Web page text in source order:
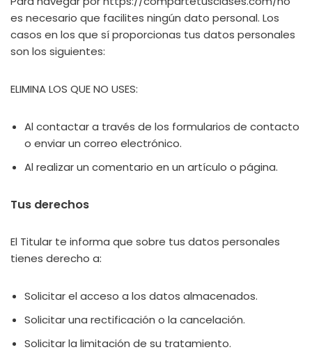
es necesario que facilites ningún dato personal. Los
casos en los que sí proporcionas tus datos personales
son los siguientes:
ELIMINA LOS QUE NO USES:
Al contactar a través de los formularios de contacto
o enviar un correo electrónico.
Al realizar un comentario en un artículo o página.
Tus derechos
El Titular te informa que sobre tus datos personales
tienes derecho a:
Solicitar el acceso a los datos almacenados.
Solicitar una rectificación o la cancelación.
Solicitar la limitación de su tratamiento.